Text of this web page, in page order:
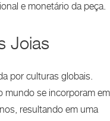
e monetário da peça.
Joias
por culturas globais.
mundo se incorporam em
resultando em uma